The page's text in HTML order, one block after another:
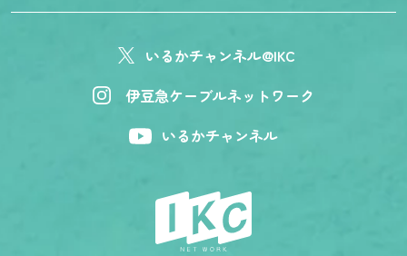
いるかチャンネル@IKC
伊豆急ケーブルネットワーク
いるかチャンネル